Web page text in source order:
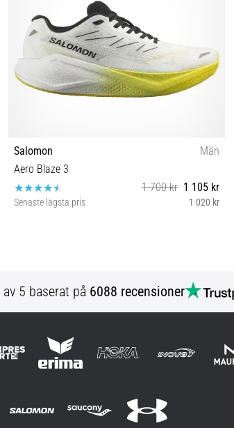
Salomon
Män
Aero Blaze 3
1 700 kr 1 105 kr
Senaste lägsta pris 1 020 kr
av 5 baserat på 6088 recensioner